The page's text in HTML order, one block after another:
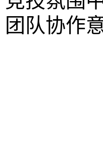
团队协作